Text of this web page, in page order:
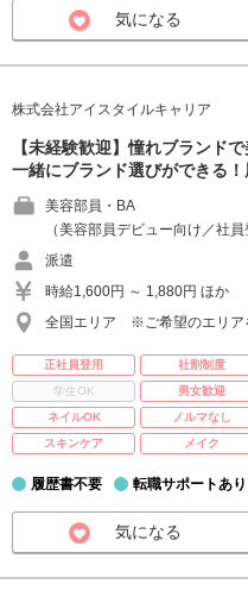
気になる
株式会社アイスタイルキャリア
【未経験歓迎】憧れブランド
一緒にブランド選びができる
美容部員・BA
（美容部員デビュー向け／社
派遣
時給1,600円 ～ 1,880円 ほか
全国エリア ※ご希望のエリア
正社員登用 社割制度
学生OK
男女歓迎
ネイルOK
ノルマなし
スキンケア
メイク
履歴書不要 転職サポートあり
気になる